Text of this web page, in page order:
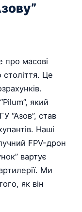
про масові
століття. Це
який
“Азов”, став
Наші
FPV-дрон
вартує
Ми
як він